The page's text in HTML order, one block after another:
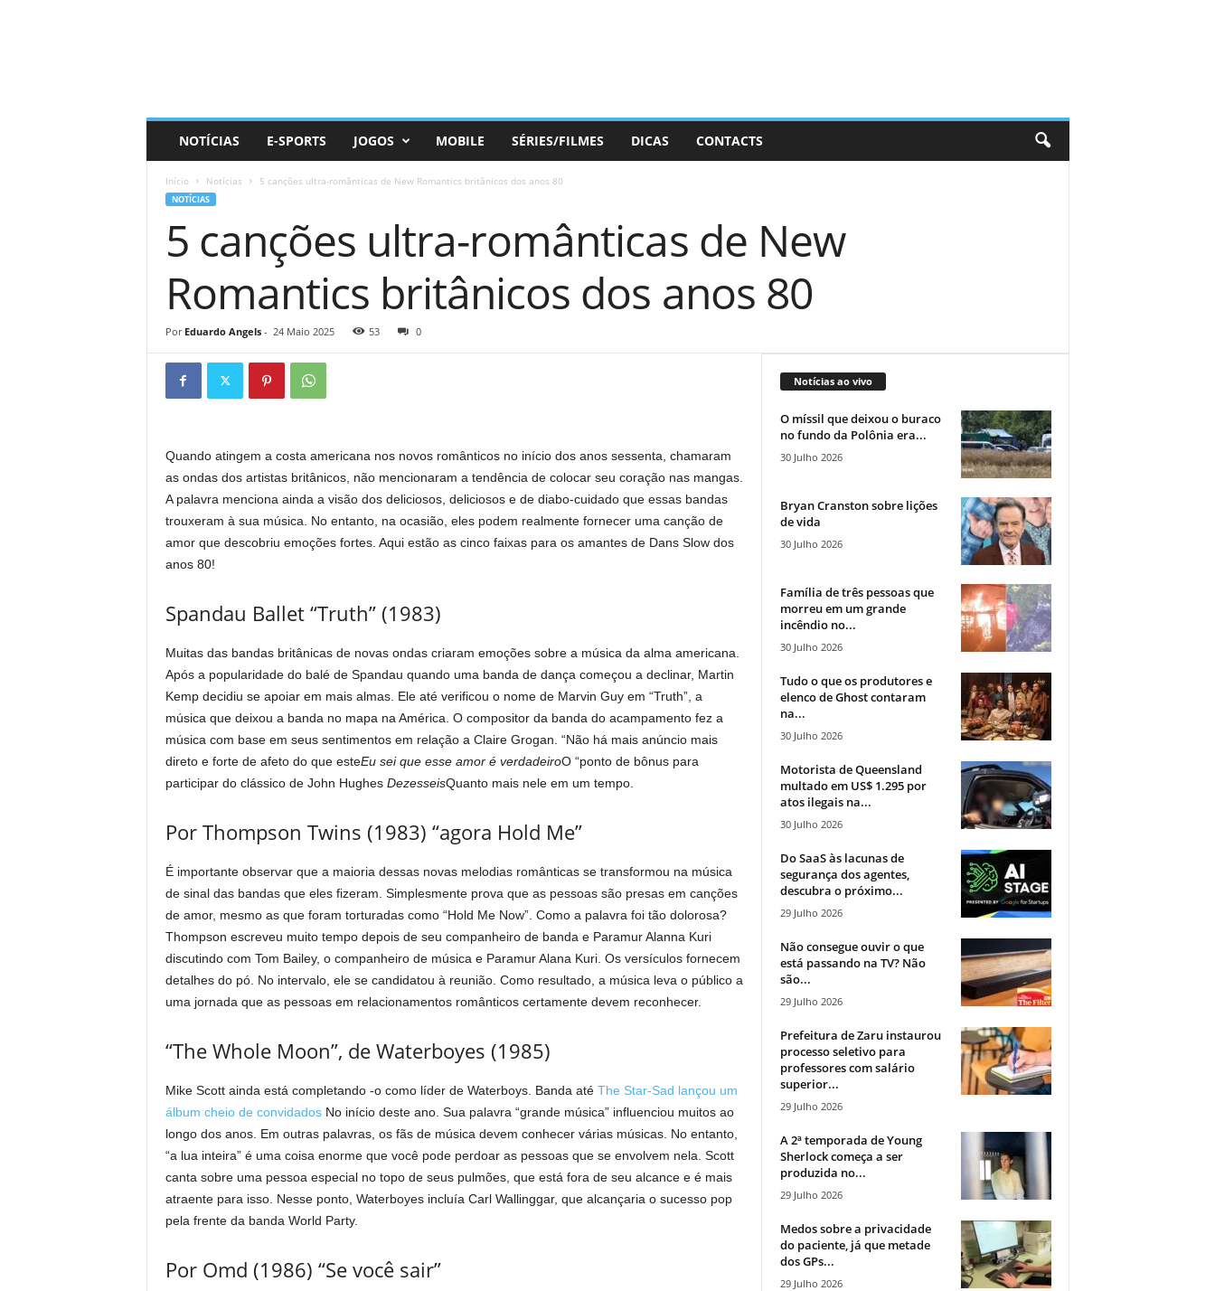
NOTÍCIAS E-SPORTS JOGOS MOBILE SÉRIES/FILMES DICAS CONTACTS
Início Notícias 5 canções ultra-românticas de New Romantics britânicos dos anos 80
NOTÍCIAS
5 canções ultra-românticas de New
Romantics britânicos dos anos 80
Por Eduardo Angels- 24 Maio 2025 53 0
Quando atingem a costa americana nos novos românticos no início dos anos sessenta, chamaram
as ondas dos artistas britânicos, não mencionaram a tendência de colocar seu coração nas mangas.
A palavra menciona ainda a visão dos deliciosos, deliciosos e de diabo-cuidado que essas bandas
trouxeram à sua música. No entanto, na ocasião, eles podem realmente fornecer uma canção de
amor que descobriu emoções fortes. Aqui estão as cinco faixas para os amantes de Dans Slow dos
anos 80!
Spandau Ballet “Truth” (1983)
Muitas das bandas britânicas de novas ondas criaram emoções sobre a música da alma americana.
Após a popularidade do balé de Spandau quando uma banda de dança começou a declinar, Martin
Kemp decidiu se apoiar em mais almas. Ele até verificou o nome de Marvin Guy em “Truth”, a
música que deixou a banda no mapa na América. O compositor da banda do acampamento fez a
música com base em seus sentimentos em relação a Claire Grogan. “Não há mais anúncio mais
direto e forte de afeto do que esteEu sei que esse amor é verdadeiroO “ponto de bônus para
participar do clássico de John Hughes DezesseisQuanto mais nele em um tempo.
Por Thompson Twins (1983) “agora Hold Me”
É importante observar que a maioria dessas novas melodias românticas se transformou na música
de sinal das bandas que eles fizeram. Simplesmente prova que as pessoas são presas em canções
de amor, mesmo as que foram torturadas como “Hold Me Now”. Como a palavra foi tão dolorosa?
Thompson escreveu muito tempo depois de seu companheiro de banda e Paramur Alanna Kuri
discutindo com Tom Bailey, o companheiro de música e Paramur Alana Kuri. Os versículos fornecem
detalhes do pó. No intervalo, ele se candidatou à reunião. Como resultado, a música leva o público a
uma jornada que as pessoas em relacionamentos românticos certamente devem reconhecer.
“The Whole Moon”, de Waterboyes (1985)
Mike Scott ainda está completando -o como líder de Waterboys. Banda até The Star-Sad lançou um
álbum cheio de convidadosNo início deste ano. Sua palavra “grande música” influenciou muitos ao
longo dos anos. Em outras palavras, os fãs de música devem conhecer várias músicas. No entanto,
“a lua inteira” é uma coisa enorme que você pode perdoar as pessoas que se envolvem nela. Scott
canta sobre uma pessoa especial no topo de seus pulmões, que está fora de seu alcance e é mais
atraente para isso. Nesse ponto, Waterboyes incluía Carl Wallinggar, que alcançaria o sucesso pop
pela frente da banda World Party.
Por Omd (1986) “Se você sair”
Notícias ao vivo
O míssil que deixou o buraco
no fundo da Polônia era...
30 Julho 2026
Bryan Cranston sobre lições
de vida
30 Julho 2026
Família de três pessoas que
morreu em um grande
incêndio no...
30 Julho 2026
Tudo o que os produtores e
elenco de Ghost contaram
na...
30 Julho 2026
Motorista de Queensland
multado em US$ 1.295 por
atos ilegais na...
30 Julho 2026
Do SaaS às lacunas de
segurança dos agentes,
descubra o próximo...
29 Julho 2026
Não consegue ouvir o que
está passando na TV? Não
são...
29 Julho 2026
Prefeitura de Zaru instaurou
processo seletivo para
professores com salário
superior...
29 Julho 2026
A 2ª temporada de Young
Sherlock começa a ser
produzida no...
29 Julho 2026
Medos sobre a privacidade
do paciente, já que metade
dos GPs...
29 Julho 2026